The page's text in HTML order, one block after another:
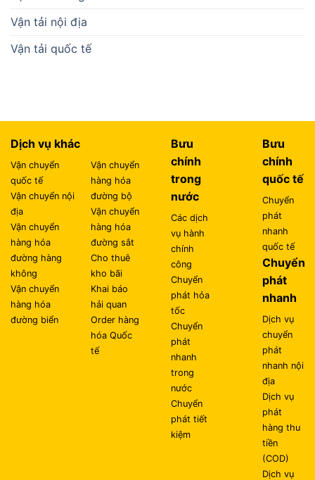
Vận tải nội địa
Vận tải quốc tế
Dịch vụ khác
Vận chuyển
quốc tế
Vận chuyển nội
địa
Vận chuyển
hàng hóa
đường hàng
không
Vận chuyển
hàng hóa
đường biển
Vận chuyển
hàng hóa
đường bộ
Vận chuyển
hàng hóa
đường sắt
Cho thuê
kho bãi
Khai báo
hải quan
Order hàng
hóa Quốc
tế
Bưu
chính
trong
nước
Các dịch
vụ hành
chính
công
Chuyển
phát hỏa
tốc
Chuyển
phát
nhanh
trong
nước
Chuyển
phát tiết
kiệm
Bưu
chính
quốc tế
Chuyển
phát
nhanh
quốc tế
Chuyển
phát
nhanh
Dịch vụ
chuyển
phát
nhanh nội
địa
Dịch vụ
phát
hàng thu
tiền
(COD)
Dịch vụ